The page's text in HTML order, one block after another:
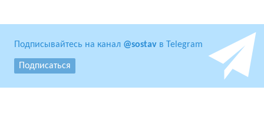
Подписывайтесь на канал @sostav в Telegram
Подписаться